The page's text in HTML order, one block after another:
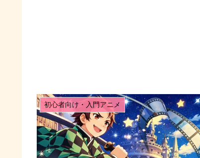
初心者向け・入門アニメ